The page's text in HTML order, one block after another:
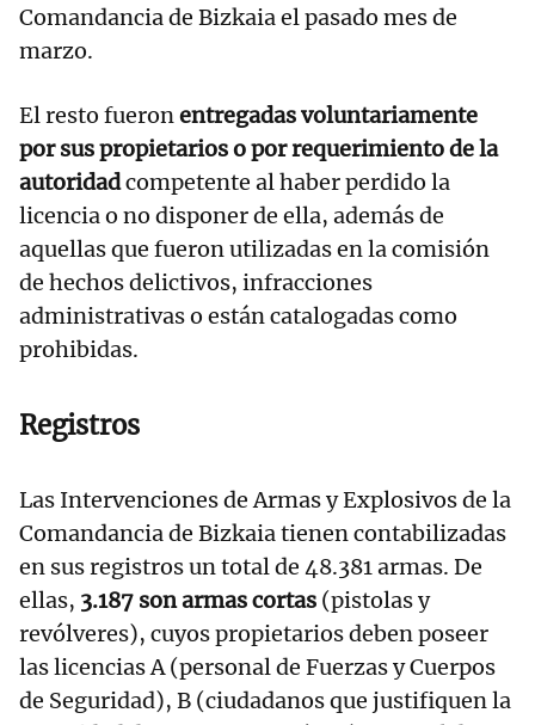
Comandancia de Bizkaia el pasado mes de
marzo.
El resto fueronentregadas voluntariamente
por sus propietarios o por requerimiento de la
autoridadcompetente al haber perdido la
licencia o no disponer de ella, además de
aquellas que fueron utilizadas en la comisión
de hechos delictivos, infracciones
administrativas o están catalogadas como
prohibidas.
Registros
Las Intervenciones de Armas y Explosivos de la
Comandancia de Bizkaia tienen contabilizadas
en sus registros un total de 48.381 armas. De
ellas, 3.187 son armas cortas (pistolas y
revólveres), cuyos propietarios deben poseer
las licencias A (personal de Fuerzas y Cuerpos
de Seguridad), B (ciudadanos que justifiquen la